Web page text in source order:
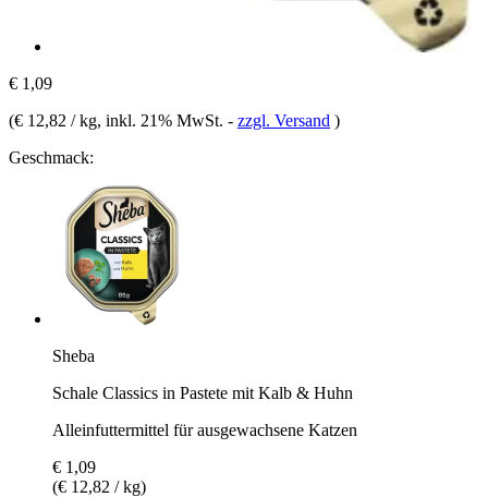
€ 1,09
(€ 12,82 / kg, inkl. 21% MwSt. - zzgl. Versand )
Geschmack:
Sheba
Schale Classics in Pastete mit Kalb & Huhn
Alleinfuttermittel für ausgewachsene Katzen
€ 1,09
(€ 12,82 / kg)